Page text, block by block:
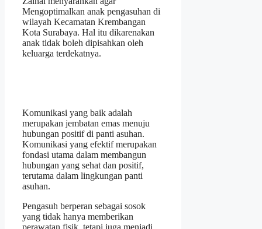
Mengoptimalkan anak pengasuhan di
wilayah Kecamatan Krembangan
Kota Surabaya. Hal itu dikarenakan
anak tidak boleh dipisahkan oleh
keluarga terdekatnya.
Komunikasi yang baik adalah
merupakan jembatan emas menuju
hubungan positif di panti asuhan.
Komunikasi yang efektif merupakan
fondasi utama dalam membangun
hubungan yang sehat dan positif,
terutama dalam lingkungan panti
asuhan.
Pengasuh berperan sebagai sosok
yang tidak hanya memberikan